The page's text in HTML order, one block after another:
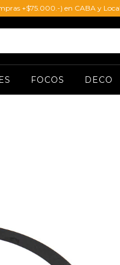
+$75.000.-) en CABA y
FOCOS DECO